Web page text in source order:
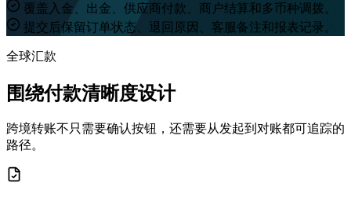
覆盖入金、出金、供应商付款、商户结算和多币种调拨。
提交后保留订单状态、退回原因、客服备注和报表记录。
全球汇款
围绕付款清晰度设计
跨境转账不只需要确认按钮，还需要从发起到对账都可追踪的
路径。